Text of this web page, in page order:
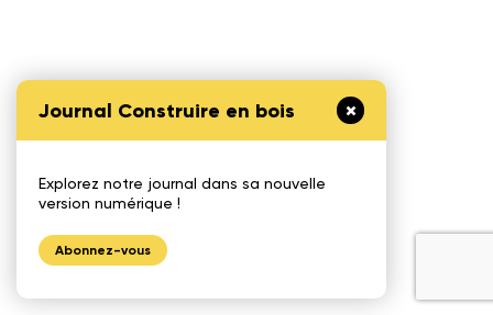
Journal Construire en bois
Explorez notre journal dans sa nouvelle
version numérique !
Abonnez-vous